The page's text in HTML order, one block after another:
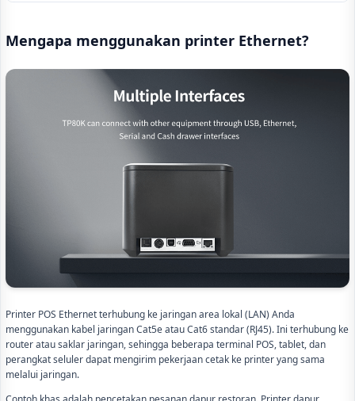
Mengapa menggunakan printer Ethernet?
Printer POS Ethernet terhubung ke jaringan area lokal (LAN) Anda
menggunakan kabel jaringan Cat5e atau Cat6 standar (RJ45). Ini terhubung ke
router atau saklar jaringan, sehingga beberapa terminal POS, tablet, dan
perangkat seluler dapat mengirim pekerjaan cetak ke printer yang sama
melalui jaringan.